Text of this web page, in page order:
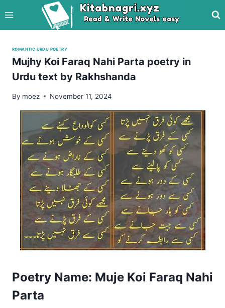
to
content
ROMANTIC URDU POETRY
Mujhy Koi Faraq Nahi Parta poetry in
Urdu text by Rakhshanda
By moez November 11, 2024
Poetry Name: Muje Koi Faraq Nahi
Parta